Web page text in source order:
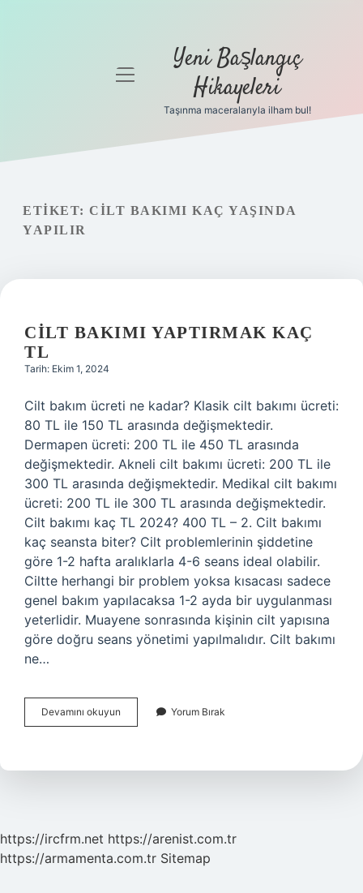
Gizlilik
Yasal Uyarı
menüyü
Yeni Başlangıç
Hikayeleri
Taşınma maceralarıyla ilham bul!
ETIKET: CILT BAKIMI KAÇ YAŞINDA
YAPILIR
CILT BAKIMI YAPTIRMAK KAÇ
TL
Tarih: Ekim 1, 2024
Cilt bakım ücreti ne kadar? Klasik cilt bakımı ücreti:
80 TL ile 150 TL arasında değişmektedir.
Dermapen ücreti: 200 TL ile 450 TL arasında
değişmektedir. Akneli cilt bakımı ücreti: 200 TL ile
300 TL arasında değişmektedir. Medikal cilt bakımı
ücreti: 200 TL ile 300 TL arasında değişmektedir.
Cilt bakımı kaç TL 2024? 400 TL – 2. Cilt bakımı
kaç seansta biter? Cilt problemlerinin şiddetine
göre 1-2 hafta aralıklarla 4-6 seans ideal olabilir.
Ciltte herhangi bir problem yoksa kısacası sadece
genel bakım yapılacaksa 1-2 ayda bir uygulanması
yeterlidir. Muayene sonrasında kişinin cilt yapısına
göre doğru seans yönetimi yapılmalıdır. Cilt bakımı
ne…
Devamını okuyun
Bakımı
Tl
Yorum Bırak
https://ircfrm.net https://arenist.com.tr
https://armamenta.com.tr Sitemap